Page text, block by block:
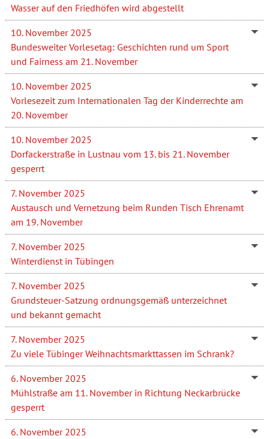
Wasser auf den Friedhöfen wird abgestellt
10. November 2025
Bundesweiter Vorlesetag: Geschichten rund um Sport
und Fairness am 21. November
10. November 2025
Vorlesezeit zum Internationalen Tag der Kinderrechte am
20. November
10. November 2025
Dorfackerstraße in Lustnau vom 13. bis 21. November
gesperrt
7. November 2025
Austausch und Vernetzung beim Runden Tisch Ehrenamt
am 19. November
7. November 2025
Winterdienst in Tübingen
7. November 2025
Grundsteuer-Satzung ordnungsgemäß unterzeichnet
und bekannt gemacht
7. November 2025
Zu viele Tübinger Weihnachtsmarkttassen im Schrank?
6. November 2025
Mühlstraße am 11. November in Richtung Neckarbrücke
gesperrt
6. November 2025